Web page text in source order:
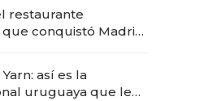
restaurante
conquistó Madrid:
y prepara apertura
así es la
uruguaya que le